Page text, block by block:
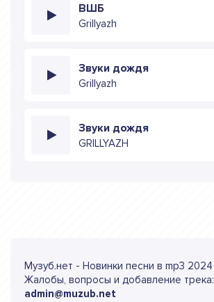
ВШБ
Grillyazh
Звуки дождя
Grillyazh
Звуки дождя
GRILLYAZH
Музуб.нет - Новинки песни в mp3 2024
Жалобы, вопросы и добавление трека:
admin@muzub.net